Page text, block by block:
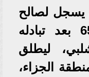
يسجل لصالح
الزمالك في الدقيقة 65 بعد تبادله
ليطلق
الجزاء،